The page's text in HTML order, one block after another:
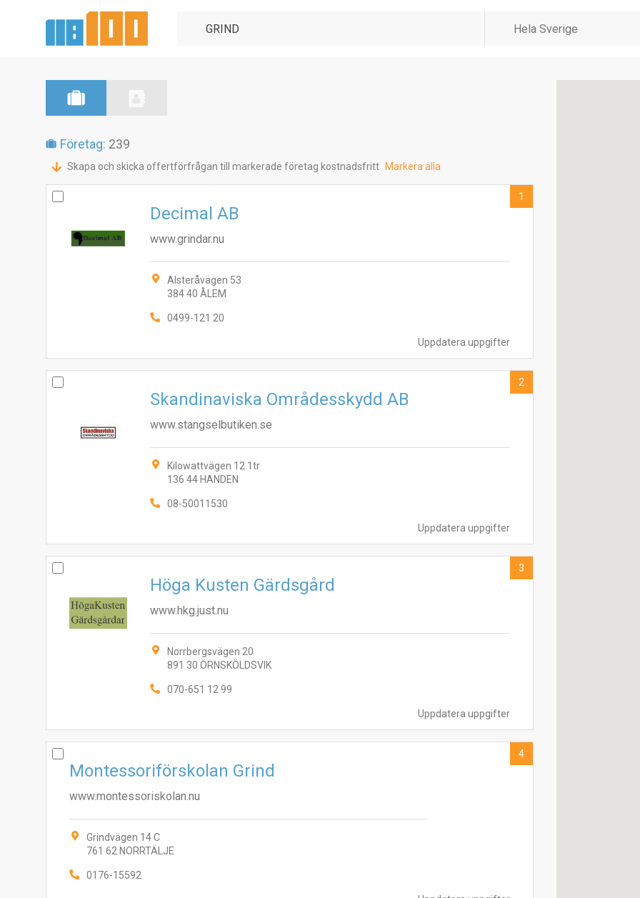
Företag: 239
Skapa och skicka offertförfrågan till markerade företag kostnadsfritt Markera alla
Uppdatera uppgifter
Decimal AB
www.grindar.nu
Alsteråvägen 53
384 40 ÅLEM
0499-121 20
1
Uppdatera uppgifter
Skandinaviska Områdesskydd AB
www.stangselbutiken.se
Kilowattvägen 12 1tr
136 44 HANDEN
08-50011530
2
Uppdatera uppgifter
Höga Kusten Gärdsgård
www.hkg.just.nu
Norrbergsvägen 20
891 30 ÖRNSKÖLDSVIK
070-651 12 99
3
Montessoriförskolan Grind
www.montessoriskolan.nu
Grindvägen 14 C
761 62 NORRTÄLJE
0176-15592
4